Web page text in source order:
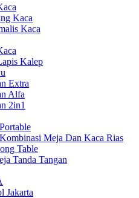
Kaca
Kaca
Kalep
Extra
Alfa
2in1
Meja Dan Kaca Rias
Table
Tanda Tangan
Jakarta